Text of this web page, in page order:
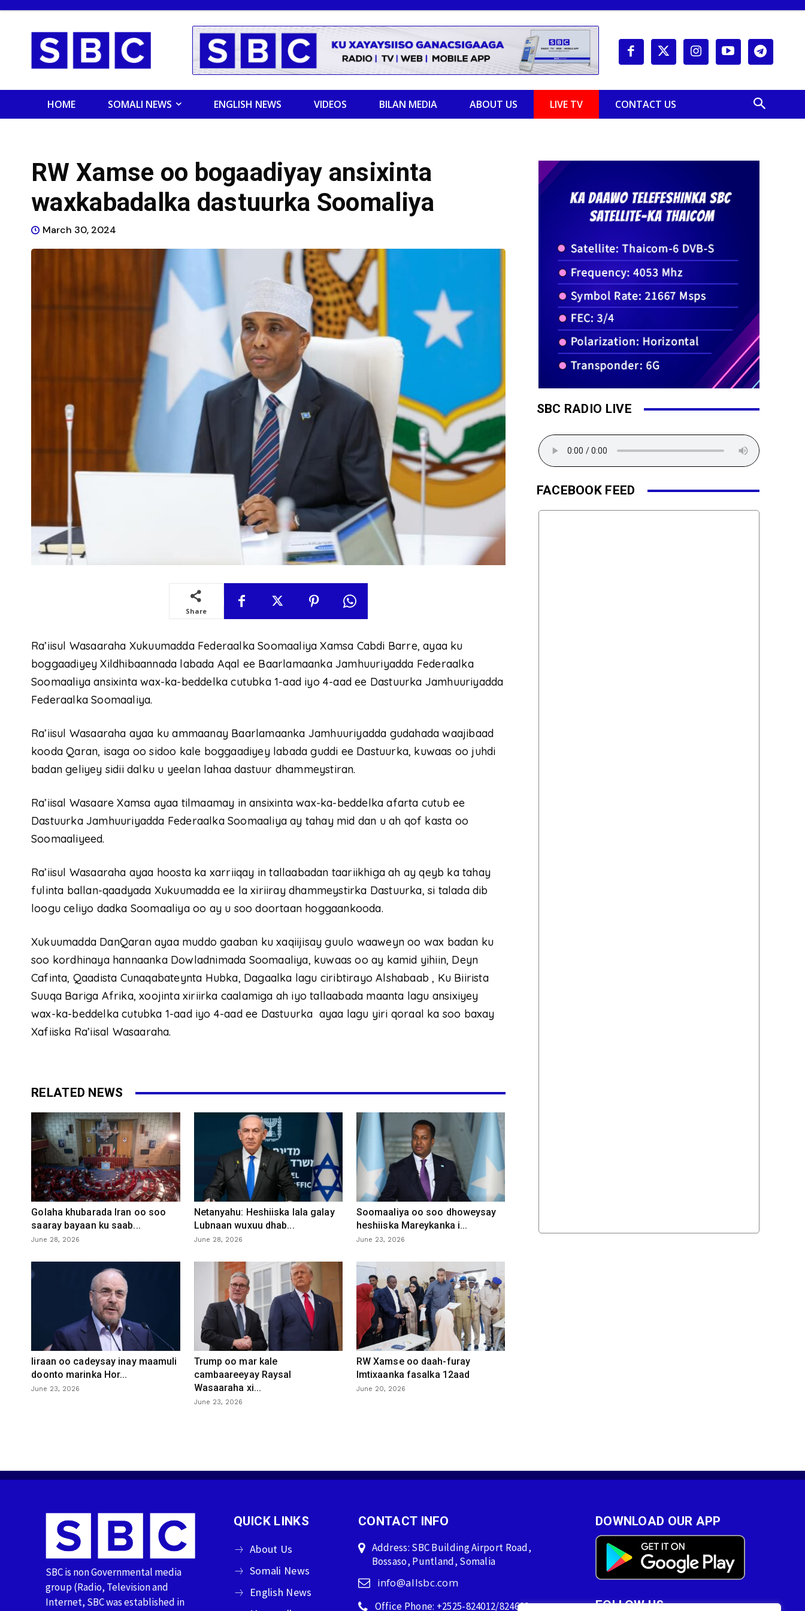
HOME SOMALI NEWS ENGLISH NEWS VIDEOS BILAN MEDIA ABOUT US LIVE TV CONTACT US
RW Xamse oo bogaadiyay ansixinta
waxkabadalka dastuurka Soomaliya
March 30, 2024
Share
Ra’iisul Wasaaraha Xukuumadda Federaalka Soomaaliya Xamsa Cabdi Barre, ayaa ku
boggaadiyey Xildhibaannada labada Aqal ee Baarlamaanka Jamhuuriyadda Federaalka
Soomaaliya ansixinta wax-ka-beddelka cutubka 1-aad iyo 4-aad ee Dastuurka Jamhuuriyadda
Federaalka Soomaaliya.
Ra’iisul Wasaaraha ayaa ku ammaanay Baarlamaanka Jamhuuriyadda gudahada waajibaad
kooda Qaran, isaga oo sidoo kale boggaadiyey labada guddi ee Dastuurka, kuwaas oo juhdi
badan geliyey sidii dalku u yeelan lahaa dastuur dhammeystiran.
Ra’iisal Wasaare Xamsa ayaa tilmaamay in ansixinta wax-ka-beddelka afarta cutub ee
Dastuurka Jamhuuriyadda Federaalka Soomaaliya ay tahay mid dan u ah qof kasta oo
Soomaaliyeed.
Ra’iisul Wasaaraha ayaa hoosta ka xarriiqay in tallaabadan taariikhiga ah ay qeyb ka tahay
fulinta ballan-qaadyada Xukuumadda ee la xiriiray dhammeystirka Dastuurka, si talada dib
loogu celiyo dadka Soomaaliya oo ay u soo doortaan hoggaankooda.
Xukuumadda DanQaran ayaa muddo gaaban ku xaqiijisay guulo waaweyn oo wax badan ku
soo kordhinaya hannaanka Dowladnimada Soomaaliya, kuwaas oo ay kamid yihiin, Deyn
Cafinta, Qaadista Cunaqabateynta Hubka, Dagaalka lagu ciribtirayo Alshabaab , Ku Biirista
Suuqa Bariga Afrika, xoojinta xiriirka caalamiga ah iyo tallaabada maanta lagu ansixiyey
wax-ka-beddelka cutubka 1-aad iyo 4-aad ee Dastuurka ayaa lagu yiri qoraal ka soo baxay
Xafiiska Ra’iisal Wasaaraha.
RELATED NEWS
Golaha khubarada Iran oo soo
saaray bayaan ku saab...
June 28, 2026
Netanyahu: Heshiiska lala galay
Lubnaan wuxuu dhab...
June 28, 2026
Soomaaliya oo soo dhoweysay
heshiiska Mareykanka i...
June 23, 2026
Iiraan oo cadeysay inay maamuli
doonto marinka Hor...
June 23, 2026
Trump oo mar kale
cambaareeyay Raysal
Wasaaraha xi...
June 23, 2026
RW Xamse oo daah-furay
Imtixaanka fasalka 12aad
June 20, 2026
SBC RADIO LIVE
FACEBOOK FEED
SBC is non Governmental media
group (Radio, Television and
Internet, SBC was established in
QUICK LINKS
About Us
Somali News
English News
CONTACT INFO
Address: SBC Building Airport Road,
Bossaso, Puntland, Somalia
info@allsbc.com
Office Phone: +2525-824012/824600
DOWNLOAD OUR APP
FOLLOW US